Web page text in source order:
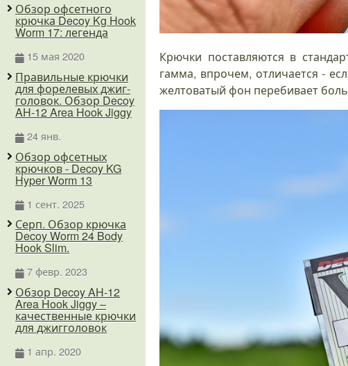
Крючки поставляются в
гамма, впрочем, отличается -
желтоватый фон перебивает
Обзор офсетного
крючка Decoy Kg Hook
Worm 17: легенда
15 мая 2020
Правильные крючки
для форелевых джиг-
головок. Обзор Decoy
AH-12 Area Hook Jiggy
24 янв.
Обзор офсетных
крючков - Decoy KG
Hyper Worm 13
1 сент. 2025
Серп. Обзор крючка
Decoy Worm 24 Body
Hook Slim.
7 февр. 2023
Обзор Decoy AH-12
Area Hook Jiggy –
качественные крючки
для джигголовок
1 апр. 2020